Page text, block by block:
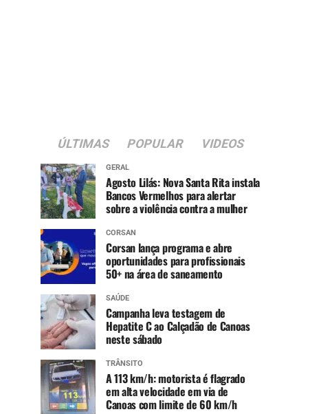
ÚLTIMAS POPULAR VIDEOS
GERAL
Agosto Lilás: Nova Santa Rita instala
Bancos Vermelhos para alertar
sobre a violência contra a mulher
CORSAN
Corsan lança programa e abre
oportunidades para profissionais
50+ na área de saneamento
SAÚDE
Campanha leva testagem de
Hepatite C ao Calçadão de Canoas
neste sábado
TRÂNSITO
A 113 km/h: motorista é flagrado
em alta velocidade em via de
Canoas com limite de 60 km/h